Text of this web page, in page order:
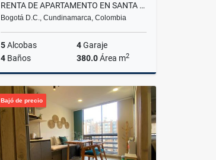
RENTA DE APARTAMENTO EN SANTA BARBARA
Bogotá D.C., Cundinamarca, Colombia
5Alcobas 4Garaje
4 Baños 380.0Área m2
Venta
$14.000.000
Alquiler
$14.000.000
Bajó de precio